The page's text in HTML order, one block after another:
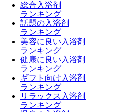
総合入浴剤
ランキング
話題の入浴剤
ランキング
美容に良い入浴剤
ランキング
健康に良い入浴剤
ランキング
ギフト向け入浴剤
ランキング
リラックス入浴剤
ランキング